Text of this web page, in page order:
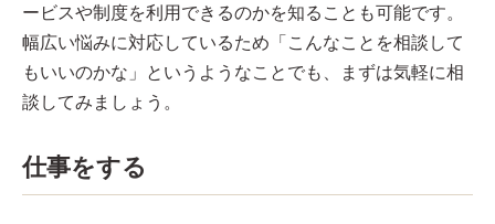
ービスや制度を利用できるのかを知ることも可能です。
幅広い悩みに対応しているため「こんなことを相談して
もいいのかな」というようなことでも、まずは気軽に相
談してみましょう。
仕事をする